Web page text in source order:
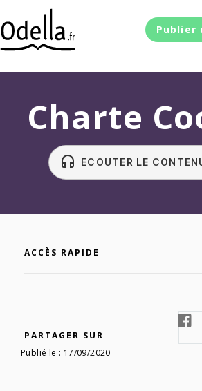
Publier
Charte
headset
ACCÈS RAPIDE
PARTAGER SUR
Publié le : 17/09/2020